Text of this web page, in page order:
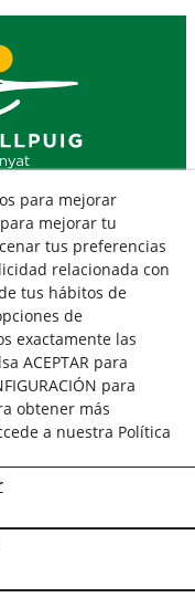
para mejorar
mejorar tu
tus preferencias
relacionada con
tus hábitos de
de
exactamente las
ACEPTAR para
para
obtener más
a nuestra Política